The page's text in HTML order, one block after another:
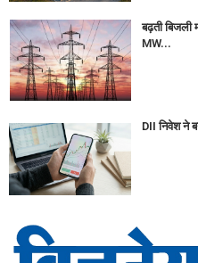
बढ़ती
MW...
DII निवेश ने